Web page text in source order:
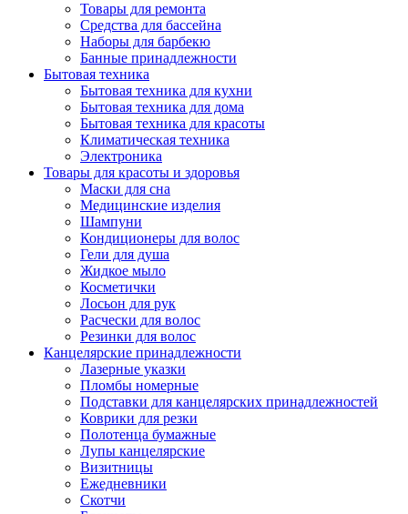
Товары для ремонта
Средства для бассейна
Наборы для барбекю
Банные принадлежности
Бытовая техника
Бытовая техника для кухни
Бытовая техника для дома
Бытовая техника для красоты
Климатическая техника
Электроника
Товары для красоты и здоровья
Маски для сна
Медицинские изделия
Шампуни
Кондиционеры для волос
Гели для душа
Жидкое мыло
Косметички
Лосьон для рук
Расчески для волос
Резинки для волос
Канцелярские принадлежности
Лазерные указки
Пломбы номерные
Подставки для канцелярских принадлежностей
Коврики для резки
Полотенца бумажные
Лупы канцелярские
Визитницы
Ежедневники
Скотчи